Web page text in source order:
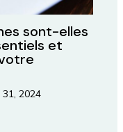
sont-elles
et
2024